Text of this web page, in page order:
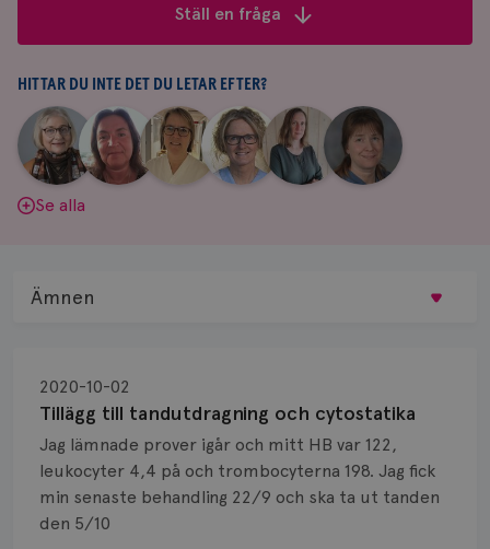
&
svar
Ställ en fråga
HITTAR DU INTE DET DU LETAR EFTER?
Aina
Johnsson
|
Anne
Andersson
Fredrika
Killander
|
Jeanette
Bäcklund
|
Maria
Edegran
|
Yvette
Andersson
Se alla
Tillägg till tandutdragning och cytostatika
2020-10-02
Jag lämnade prover igår och mitt HB var 122,
leukocyter 4,4 på och trombocyterna 198. Jag fick
min senaste behandling 22/9 och ska ta ut tanden
den 5/10
Ämnen
Biopsi
Biverkningar
Bröstvårta